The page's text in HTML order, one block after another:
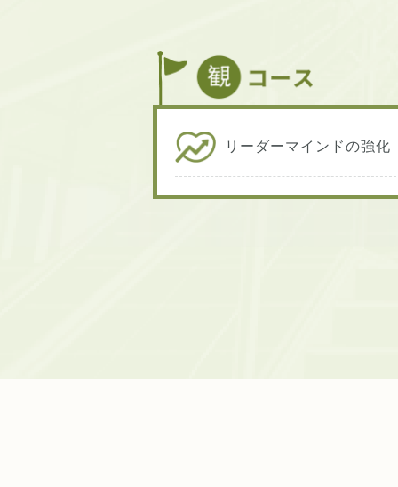
リーダーマインドの強化